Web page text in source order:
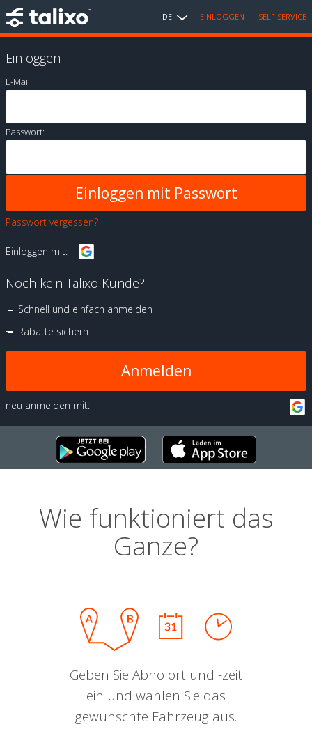
DE EINLOGGEN SELF SERVICE
Einloggen
E-Mail:
Passwort:
Passwort vergessen?
Einloggen mit:
Noch kein Talixo Kunde?
Schnell und einfach anmelden
Rabatte sichern
Anmelden
neu anmelden mit:
Wie funktioniert das
Ganze?
Geben Sie Abholort und -zeit
ein und wählen Sie das
gewünschte Fahrzeug aus.